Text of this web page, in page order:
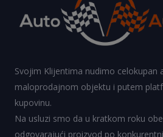
Svojim Klijentima nudimo celokupan
maloprodajnom objektu i putem
kupovinu.
Na usluzi smo da u kratkom roku
odgovarajući proizvod po